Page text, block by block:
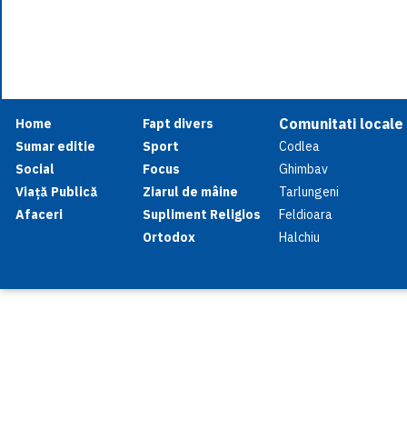
Home
Sumar editie
Social
Viață Publică
Afaceri
Fapt divers
Sport
Focus
Ziarul de mâine
Supliment Religios
Ortodox
Comunitati locale
Codlea
Ghimbav
Tarlungeni
Feldioara
Halchiu